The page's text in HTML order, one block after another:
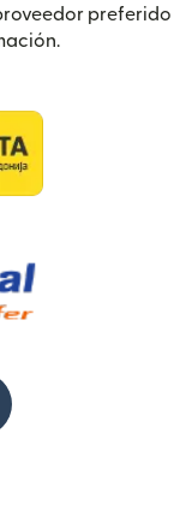
preferido